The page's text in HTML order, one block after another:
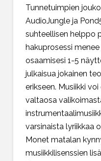
Tunnetuimpien
AudioJungle ja
suhteellisen helppo
hakuprosessi
osaamisesi 1-5
julkaisua jokainen
erikseen. Musiikki
valtaosa
varsinaista lyriikkaa
Monet matalan
musiikkilisenssien